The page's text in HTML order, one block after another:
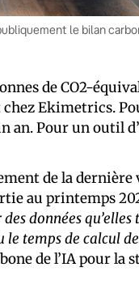
le bilan
de CO2-
Ekimetrics.
an. Pour un outil
de la
au printemps
données
temps de calcul
de l’IA pour la